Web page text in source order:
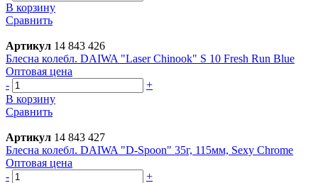
В корзину
Сравнить
Артикул 14 843 426
Блесна колебл. DAIWA "Laser Chinook" S 10 Fresh Run Blue
Оптовая цена
-
+
В корзину
Сравнить
Артикул 14 843 427
Блесна колебл. DAIWA "D-Spoon" 35г, 115мм, Sexy Chrome
Оптовая цена
-
+